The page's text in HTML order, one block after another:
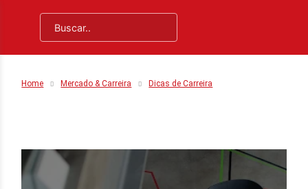
Home Mercado & Carreira Dicas de Carreira